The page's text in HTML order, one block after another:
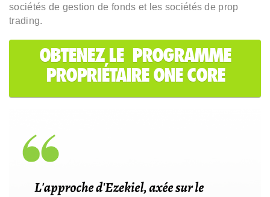
sociétés de gestion de fonds et les sociétés de prop
trading.
OBTENEZ LE PROGRAMME
PROPRIÉTAIRE ONE CORE